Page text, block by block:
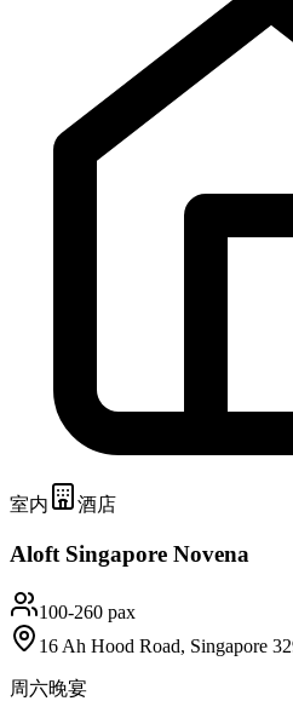
室内 酒店
Aloft Singapore Novena
100-260 pax
16 Ah Hood Road, Singapore
周六晚宴